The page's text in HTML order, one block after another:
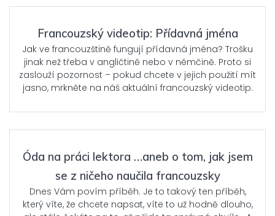
Francouzský videotip: Přídavná jména
Jak ve francouzštině fungují přídavná jména? Trošku
jinak než třeba v angličtině nebo v němčině. Proto si
zaslouží pozornost – pokud chcete v jejich použití mít
jasno, mrkněte na náš aktuální francouzský videotip.
Óda na práci lektora …aneb o tom, jak jsem
se z ničeho naučila francouzsky
Dnes Vám povím příběh. Je to takový ten příběh,
který víte, že chcete napsat, víte to už hodně dlouho,